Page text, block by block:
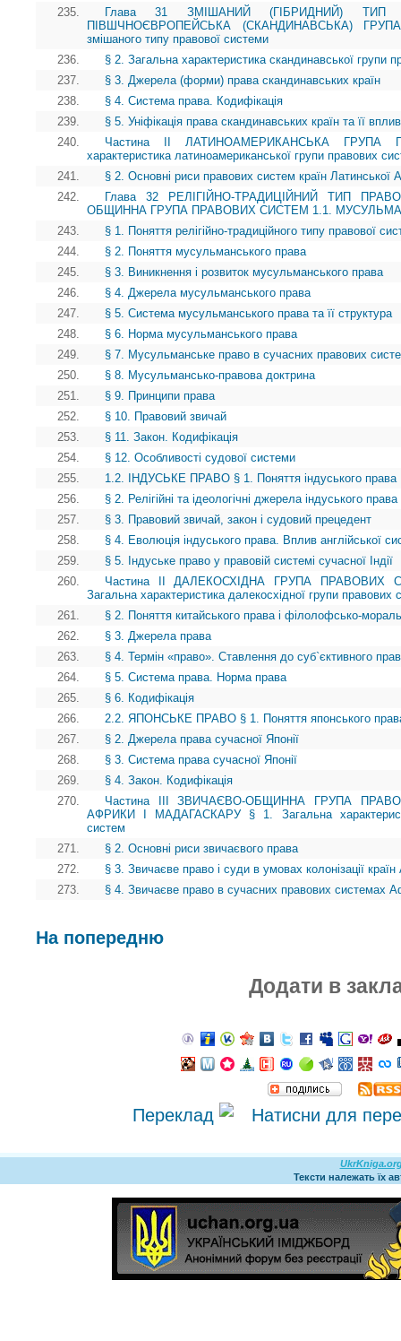
235.
Глава 31 ЗМІШАНИЙ (ГІБРИДНИЙ) ТИП
ПІВШЧНОЄВРОПЕЙСЬКА (СКАНДИНАВСЬКА)
змішаного типу правової системи
236.
§ 2. Загальна характеристика скандинавської групи
237.
§ 3. Джерела (форми) права скандинавських країн
238.
§ 4. Система права. Кодифікація
239.
§ 5. Уніфікація права скандинавських країн та її
240.
Частина II ЛАТИНОАМЕРИКАНСЬКА ГРУПА
характеристика латиноамериканської групи правових
241.
§ 2. Основні риси правових систем країн Латинської
242.
Глава 32 РЕЛІГІЙНО-ТРАДИЦІЙНИЙ ТИП
ОБЩИННА ГРУПА ПРАВОВИХ СИСТЕМ 1.1.
243.
§ 1. Поняття релігійно-традиційного типу правової
244.
§ 2. Поняття мусульманського права
245.
§ 3. Виникнення і розвиток мусульманського права
246.
§ 4. Джерела мусульманського права
247.
§ 5. Система мусульманського права та її структура
248.
§ 6. Норма мусульманського права
249.
§ 7. Мусульманське право в сучасних правових
250.
§ 8. Мусульмансько-правова доктрина
251.
§ 9. Принципи права
252.
§ 10. Правовий звичай
253.
§ 11. Закон. Кодифікація
254.
§ 12. Особливості судової системи
255.
1.2. ІНДУСЬКЕ ПРАВО § 1. Поняття індуського права
256.
§ 2. Релігійні та ідеологічні джерела індуського права
257.
§ 3. Правовий звичай, закон і судовий прецедент
258.
§ 4. Еволюція індуського права. Вплив англійської
259.
§ 5. Індуське право у правовій системі сучасної Індії
260.
Частина II ДАЛЕКОСХІДНА ГРУПА
Загальна характеристика далекосхідної групи правових
261.
§ 2. Поняття китайського права і філолофсько-
262.
§ 3. Джерела права
263.
§ 4. Термін «право». Ставлення до суб`єктивного
264.
§ 5. Система права. Норма права
265.
§ 6. Кодифікація
266.
2.2. ЯПОНСЬКЕ ПРАВО § 1. Поняття японського права
267.
§ 2. Джерела права сучасної Японії
268.
§ 3. Система права сучасної Японії
269.
§ 4. Закон. Кодифікація
270.
Частина III ЗВИЧАЄВО-ОБЩИННА ГРУПА
АФРИКИ І МАДАГАСКАРУ § 1. Загальна
систем
271.
§ 2. Основні риси звичаєвого права
272.
§ 3. Звичаєве право і суди в умовах колонізації
273.
§ 4. Звичаєве право в сучасних правових системах
На попередню
Додати в
Переклад
Тексти належать їх